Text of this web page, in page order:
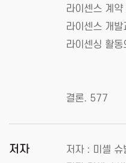
라이센스 계
라이센스 개
라이센싱 활
결론. 577
저자
저자 : 미셸 슈